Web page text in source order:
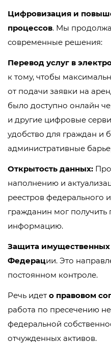
Цифровизация и
процессов. Мы
современные решения:
Перевод услуг в
к тому, чтобы
от подачи заявки на
было доступно онлайн
и другие цифровые
удобство для граждан и
административные
Открытость данных:
наполнению и
реестров федерального
гражданин мог
информацию.
Защита
Федерации. Это
постоянном контроле.
Речь идет о правовом
работа по пресечению
федеральной
отчужденных активов.